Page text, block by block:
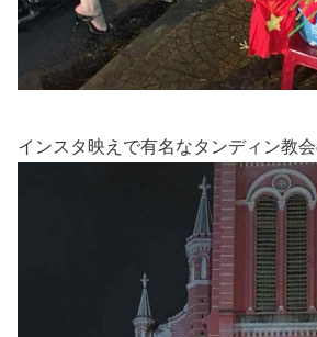
インスタ映えで有名なタンディン教